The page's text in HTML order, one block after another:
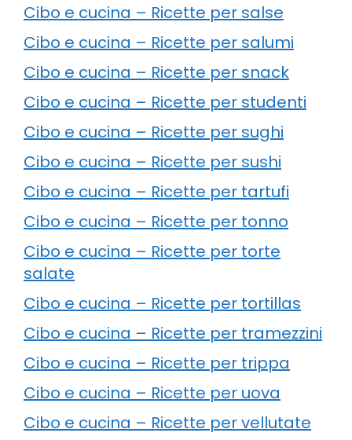
Cibo e cucina – Ricette per salse
Cibo e cucina – Ricette per salumi
Cibo e cucina – Ricette per snack
Cibo e cucina – Ricette per studenti
Cibo e cucina – Ricette per sughi
Cibo e cucina – Ricette per sushi
Cibo e cucina – Ricette per tartufi
Cibo e cucina – Ricette per tonno
Cibo e cucina – Ricette per torte
salate
Cibo e cucina – Ricette per tortillas
Cibo e cucina – Ricette per tramezzini
Cibo e cucina – Ricette per trippa
Cibo e cucina – Ricette per uova
Cibo e cucina – Ricette per vellutate